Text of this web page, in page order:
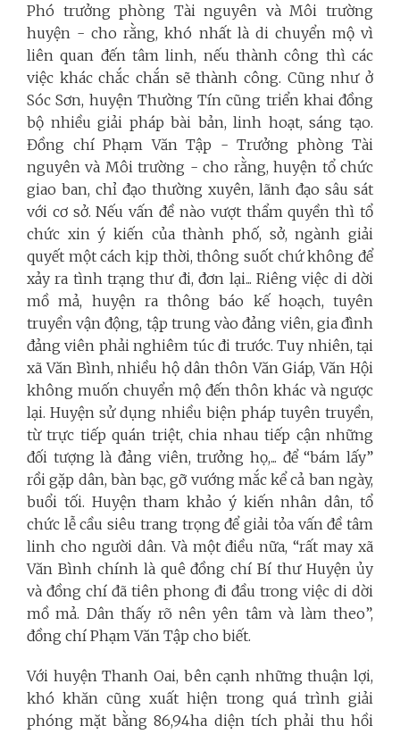
Phó trưởng phòng Tài nguyên và Môi trường
huyện - cho rằng, khó nhất là di chuyển mộ vì
liên quan đến tâm linh, nếu thành công thì các
việc khác chắc chắn sẽ thành công. Cũng như ở
Sóc Sơn, huyện Thường Tín cũng triển khai đồng
bộ nhiều giải pháp bài bản, linh hoạt, sáng tạo.
Đồng chí Phạm Văn Tập - Trưởng phòng Tài
nguyên và Môi trường - cho rằng, huyện tổ chức
giao ban, chỉ đạo thường xuyên, lãnh đạo sâu sát
với cơ sở. Nếu vấn đề nào vượt thẩm quyền thì tổ
chức xin ý kiến của thành phố, sở, ngành giải
quyết một cách kịp thời, thông suốt chứ không để
xảy ra tình trạng thư đi, đơn lại... Riêng việc di dời
mồ mả, huyện ra thông báo kế hoạch, tuyên
truyền vận động, tập trung vào đảng viên, gia đình
đảng viên phải nghiêm túc đi trước. Tuy nhiên, tại
xã Văn Bình, nhiều hộ dân thôn Văn Giáp, Văn Hội
không muốn chuyển mộ đến thôn khác và ngược
lại. Huyện sử dụng nhiều biện pháp tuyên truyền,
từ trực tiếp quán triệt, chia nhau tiếp cận những
đối tượng là đảng viên, trưởng họ,... để “bám lấy”
rồi gặp dân, bàn bạc, gỡ vướng mắc kể cả ban ngày,
buổi tối. Huyện tham khảo ý kiến nhân dân, tổ
chức lễ cầu siêu trang trọng để giải tỏa vấn đề tâm
linh cho người dân. Và một điều nữa, “rất may xã
Văn Bình chính là quê đồng chí Bí thư Huyện ủy
và đồng chí đã tiên phong đi đầu trong việc di dời
mồ mả. Dân thấy rõ nên yên tâm và làm theo”,
đồng chí Phạm Văn Tập cho biết.
Với huyện Thanh Oai, bên cạnh những thuận lợi,
khó khăn cũng xuất hiện trong quá trình giải
phóng mặt bằng 86,94ha diện tích phải thu hồi